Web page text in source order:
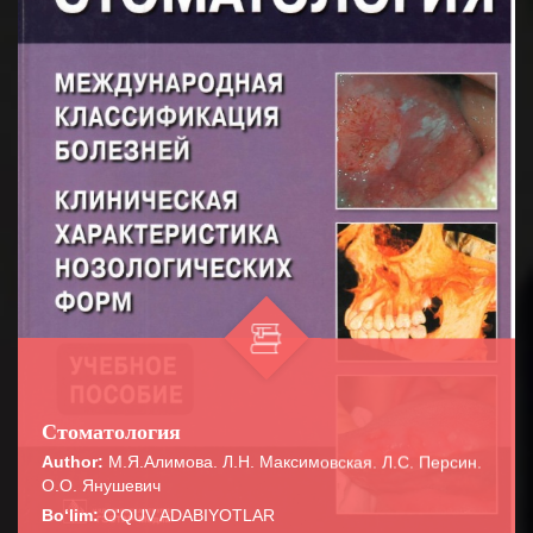
Стоматология
Author: М.Я.Алимова. Л.Н. Максимовская. Л.С. Персин.
О.О. Янушевич
Bo‘lim: O'QUV ADABIYOTLAR